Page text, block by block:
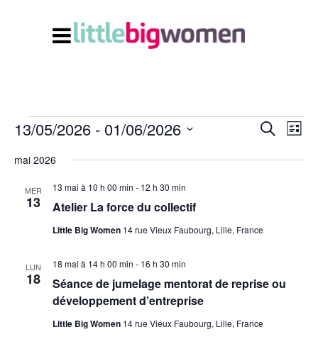
Évènements Recherche
de
Liste
13/05/2026 - 01/06/2026
date.
mai 2026
MER
13 Atelier La force du collectif
13 mai à 10 h 00 min - 12 h 30 min
Little Big Women 14 rue Vieux Faubourg, Lille, France
LUN
18
Séance de jumelage mentorat de reprise ou
développement d’entreprise
18 mai à 14 h 00 min - 16 h 30 min
Little Big Women 14 rue Vieux Faubourg, Lille, France